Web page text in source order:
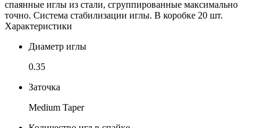
спаянные иглы из стали, сгруппированные максимально
точно. Система стабилизации иглы. В коробке 20 шт.
Характеристики
Диаметр иглы
0.35
Заточка
Medium Taper